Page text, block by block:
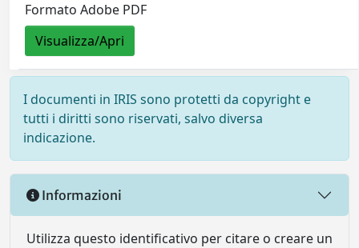
Formato Adobe PDF
Visualizza/Apri
I documenti in IRIS sono protetti da copyright e
tutti i diritti sono riservati, salvo diversa
indicazione.
Informazioni
Utilizza questo identificativo per citare o creare un